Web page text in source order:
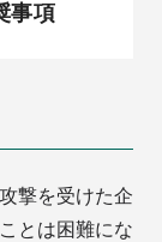
事項
撃を受けた企
とは困難にな